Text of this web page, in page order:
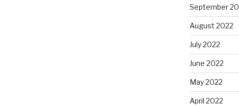
September
August 2022
July 2022
June 2022
May 2022
April 2022